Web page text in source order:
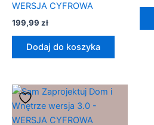
WERSJA CYFROWA
199,99 zł
Dodaj do koszyka